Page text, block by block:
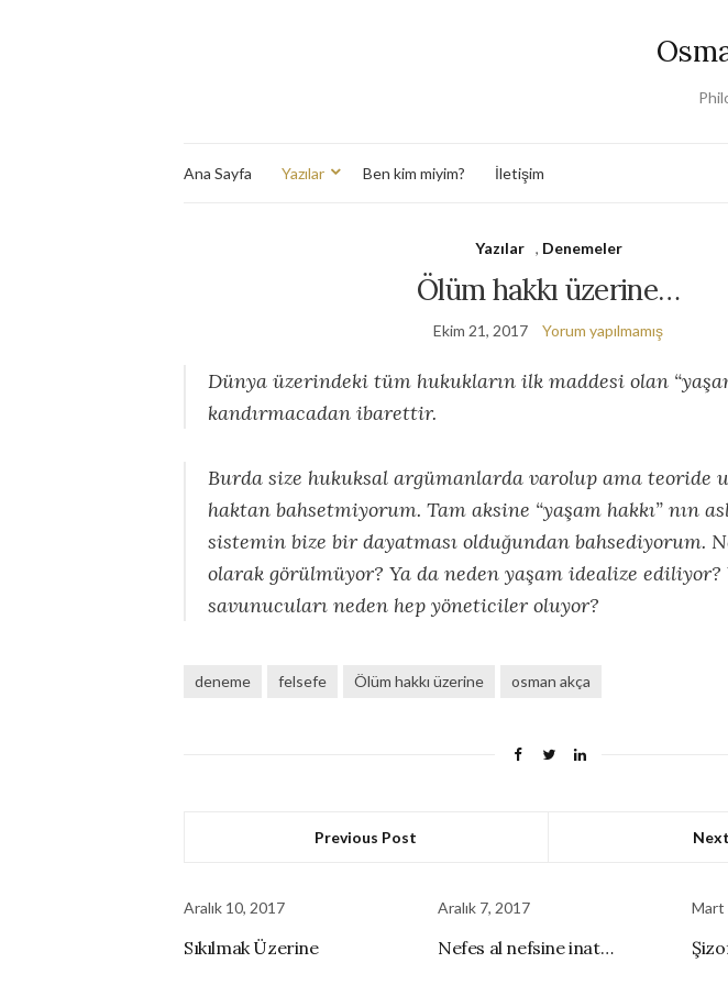
Ana Sayfa Yazılar Ben kim miyim? İletişim
Yazılar , Denemeler
Ölüm hakkı üzerine…
Ekim 21, 2017 Yorum yapılmamış
Dünya üzerindeki tüm hukukların ilk maddesi olan
kandırmacadan ibarettir.
Burda size hukuksal argümanlarda varolup ama teoride
haktan bahsetmiyorum. Tam aksine “yaşam hakkı” nın
sistemin bize bir dayatması olduğundan bahsediyorum.
olarak görülmüyor? Ya da neden yaşam idealize
savunucuları neden hep yöneticiler oluyor?
deneme felsefe Ölüm hakkı üzerine osman akça
Previous Post
Aralık 10, 2017
Sıkılmak Üzerine
Aralık 7, 2017
Nefes al nefsine inat…
Mart